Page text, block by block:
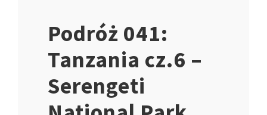
Podróż 041:
Tanzania cz.6 –
Serengeti